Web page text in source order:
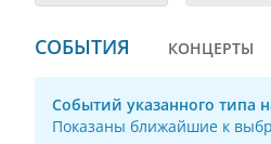
СОБЫТИЯ КОНЦЕРТЫ
Событий указанного типа
Показаны ближайшие к